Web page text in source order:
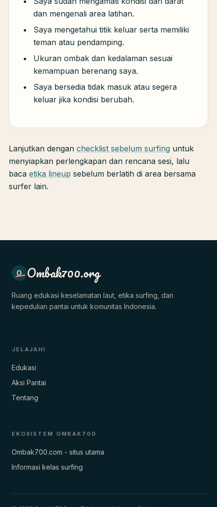
dan mengenali area latihan.
Saya mengetahui titik keluar serta memiliki
teman atau pendamping.
Ukuran ombak dan kedalaman sesuai
kemampuan berenang saya.
Saya bersedia tidak masuk atau segera
keluar jika kondisi berubah.
Lanjutkan dengan checklist sebelum surfing untuk
menyiapkan perlengkapan dan rencana sesi, lalu
baca etika lineup sebelum berlatih di area bersama
surfer lain.
O Ombak700.org
Ruang edukasi keselamatan laut, etika surfing, dan
kepedulian pantai untuk komunitas Indonesia.
JELAJAHI
Edukasi
Aksi Pantai
Tentang
EKOSISTEM OMBAK700
Ombak700.com - situs utama
Informasi kelas surfing